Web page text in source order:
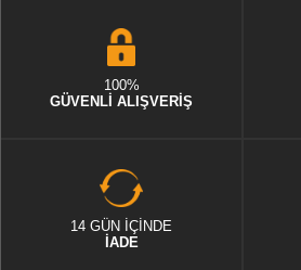
100%
GÜVENLİ ALIŞVERİŞ
14 GÜN İÇİNDE
İADE